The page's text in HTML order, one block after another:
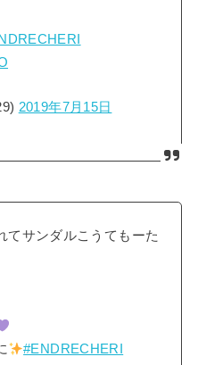
2019年7月15日
てサンダルこうてもーた
#ENDRECHERI